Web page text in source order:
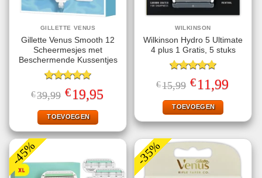
GILLETTE VENUS
Gillette Venus Smooth 12
Scheermesjes met
Beschermende Kussentjes
Gewaardeerd
5.00uit 5
€39,99 Oorspronkelijke
prijs
was:
€39,99.
€19,95prijs
TOEVOEGEN
WILKINSON
Wilkinson Hydro 5 Ultimate
4 plus 1 Gratis, 5 stuks
Gewaardeerd
5.00uit 5
€15,99 Oorspronkelijke
prijs
was:
€15,99.
€11,99Huidige
prijs
TOEVOEGEN
-45% -35%